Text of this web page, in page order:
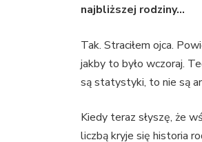
najbliższej rodziny…
Tak. Straciłem ojca.
jakby to było wczoraj.
są statystyki, to nie są
Kiedy teraz słyszę, że
liczbą kryje się historia